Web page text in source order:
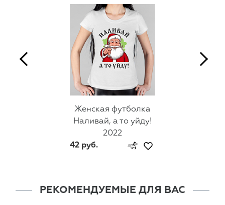
Женская футболка
Наливай, а то уйду!
2022
42 руб.
РЕКОМЕНДУЕМЫЕ ДЛЯ ВАС